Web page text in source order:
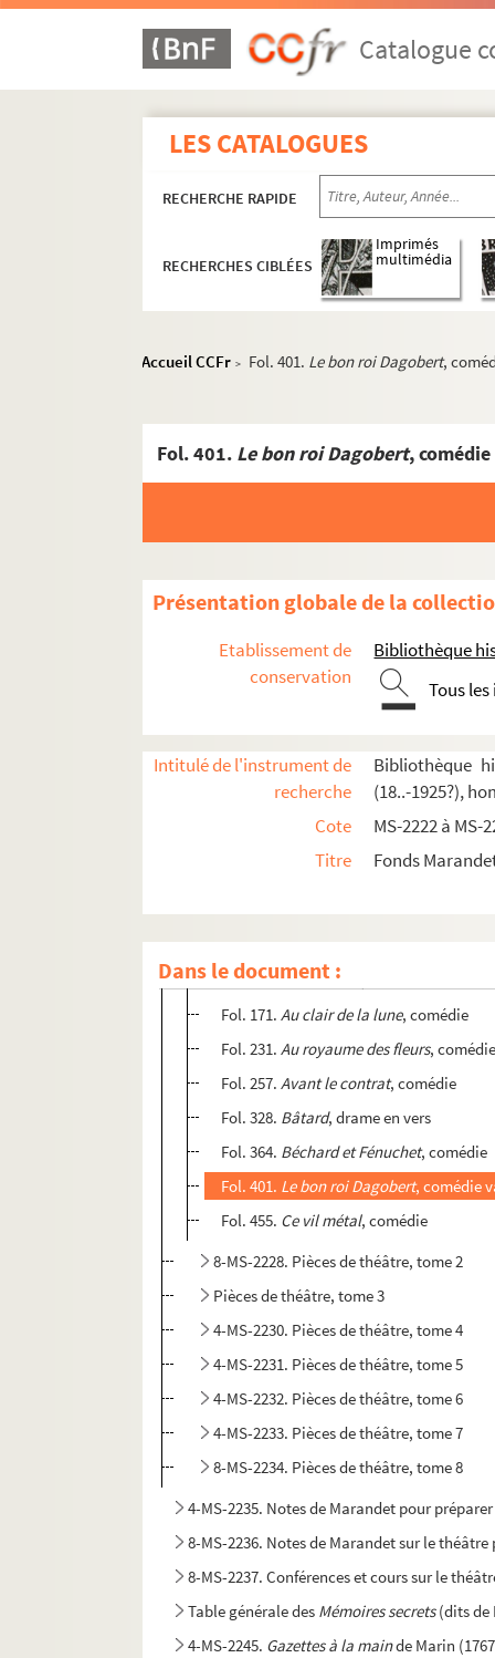
Catalogue
LES CATALOGUES
RECHERCHE RAPIDE
RECHERCHES CIBLÉES
Imprimés
multimédia
Accueil CCFr > Fol. 401. Le bon roi Dagobert,
Fol. 401. Le bon roi Dagobert,
Présentation globale de la
Etablissement de
conservation
Bibliothèque
Tous
Intitulé de l'instrument de
recherche
Bibliothèque
(18..-1925?),
Cote
MS-2222 à MS-
Titre
Fonds
Dans le document :
4-MS-2222. Papiers personnels
8-MS-2224. Henri de Bornier
4-MS-2225. L'auteur, tome 1
4-MS-2226. L'auteur, tome 2
Pièces de théâtre d'Amédée Marandet
Fol. 1. L'affaire Gaillardin, comédie-
Fol. 139.L'Article 244
Fol. 171.Au clair de la lune, comédie
Fol. 231.Au royaume des fleurs,
Fol. 257.Avant le contrat, comédie
Fol. 328. Bâtard, drame en vers
Fol. 364. Béchard et Fénuchet, comédie
Fol. 401. Le bon roi Dagobert, comédie
Fol. 455. Ce vil métal, comédie
8-MS-2228. Pièces de théâtre, tome 2
Pièces de théâtre, tome 3
4-MS-2230. Pièces de théâtre, tome 4
4-MS-2231. Pièces de théâtre, tome 5
4-MS-2232. Pièces de théâtre, tome 6
4-MS-2233. Pièces de théâtre, tome 7
8-MS-2234. Pièces de théâtre, tome 8
4-MS-2235. Notes de Marandet pour
8-MS-2236. Notes de Marandet sur le
8-MS-2237. Conférences et cours sur le
Table générale des Mémoires secrets(dits de
4-MS-2245. Gazettes à la mainde Marin